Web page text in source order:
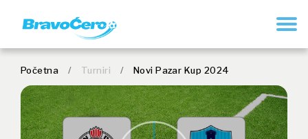
Početna / Turniri / Novi Pazar Kup 2024